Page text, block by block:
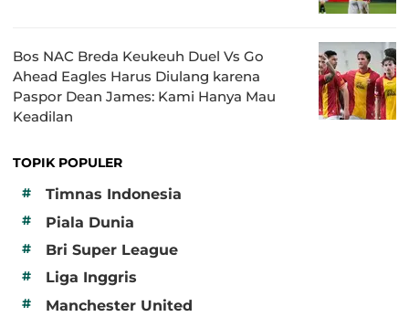
Bos NAC Breda Keukeuh Duel Vs Go
Ahead Eagles Harus Diulang karena
Paspor Dean James: Kami Hanya Mau
Keadilan
TOPIK POPULER
#
Timnas Indonesia
# Piala Dunia
# Bri Super League
# Liga Inggris
# Manchester United